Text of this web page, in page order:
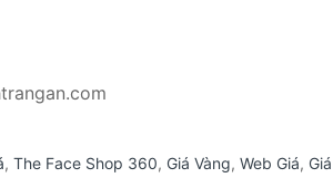
, The Face Shop 360, Giá Vàng, Web Giá, Giá